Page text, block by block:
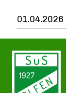
01.04.2026